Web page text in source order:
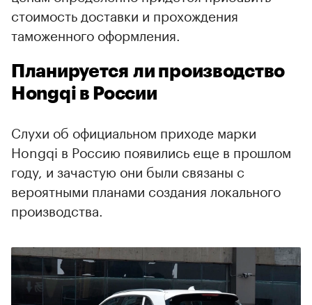
стоимость доставки и прохождения
таможенного оформления.
Планируется ли производство
Hongqi в России
Слухи об официальном приходе марки
Hongqi в Россию появились еще в прошлом
году, и зачастую они были связаны с
вероятными планами создания локального
производства.